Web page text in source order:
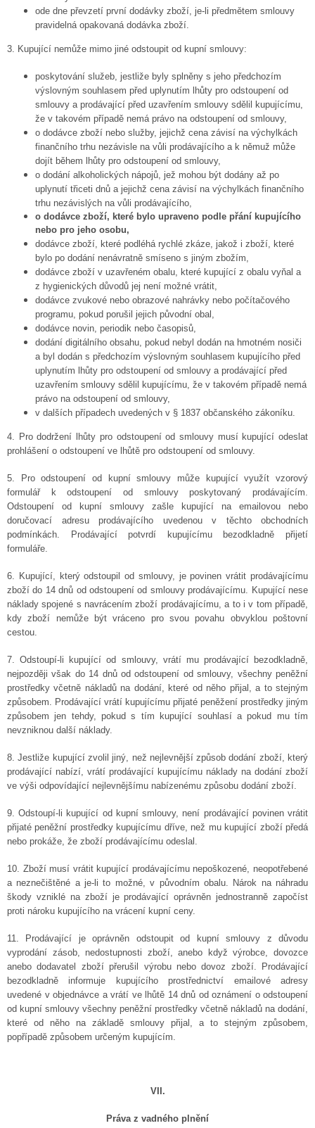
ode dne převzetí první dodávky zboží, je-li předmětem smlouvy
pravidelná opakovaná dodávka zboží.
3. Kupující nemůže mimo jiné odstoupit od kupní smlouvy:
poskytování služeb, jestliže byly splněny s jeho předchozím
výslovným souhlasem před uplynutím lhůty pro odstoupení od
smlouvy a prodávající před uzavřením smlouvy sdělil kupujícímu,
že v takovém případě nemá právo na odstoupení od smlouvy,
o dodávce zboží nebo služby, jejichž cena závisí na výchylkách
finančního trhu nezávisle na vůli prodávajícího a k němuž může
dojít během lhůty pro odstoupení od smlouvy,
o dodání alkoholických nápojů, jež mohou být dodány až po
uplynutí třiceti dnů a jejichž cena závisí na výchylkách finančního
trhu nezávislých na vůli prodávajícího,
o dodávce zboží, které bylo upraveno podle přání kupujícího
nebo pro jeho osobu,
dodávce zboží, které podléhá rychlé zkáze, jakož i zboží, které
bylo po dodání nenávratně smíseno s jiným zbožím,
dodávce zboží v uzavřeném obalu, které kupující z obalu vyňal a
z hygienických důvodů jej není možné vrátit,
dodávce zvukové nebo obrazové nahrávky nebo počítačového
programu, pokud porušil jejich původní obal,
dodávce novin, periodik nebo časopisů,
dodání digitálního obsahu, pokud nebyl dodán na hmotném nosiči
a byl dodán s předchozím výslovným souhlasem kupujícího před
uplynutím lhůty pro odstoupení od smlouvy a prodávající před
uzavřením smlouvy sdělil kupujícímu, že v takovém případě nemá
právo na odstoupení od smlouvy,
v dalších případech uvedených v § 1837 občanského zákoníku.
4. Pro dodržení lhůty pro odstoupení od smlouvy musí kupující odeslat
prohlášení o odstoupení ve lhůtě pro odstoupení od smlouvy.
5. Pro odstoupení od kupní smlouvy může kupující využít vzorový
formulář k odstoupení od smlouvy poskytovaný prodávajícím.
Odstoupení od kupní smlouvy zašle kupující na emailovou nebo
doručovací adresu prodávajícího uvedenou v těchto obchodních
podmínkách. Prodávající potvrdí kupujícímu bezodkladně přijetí
formuláře.
6. Kupující, který odstoupil od smlouvy, je povinen vrátit prodávajícímu
zboží do 14 dnů od odstoupení od smlouvy prodávajícímu. Kupující nese
náklady spojené s navrácením zboží prodávajícímu, a to i v tom případě,
kdy zboží nemůže být vráceno pro svou povahu obvyklou poštovní
cestou.
7. Odstoupí-li kupující od smlouvy, vrátí mu prodávající bezodkladně,
nejpozději však do 14 dnů od odstoupení od smlouvy, všechny peněžní
prostředky včetně nákladů na dodání, které od něho přijal, a to stejným
způsobem. Prodávající vrátí kupujícímu přijaté peněžení prostředky jiným
způsobem jen tehdy, pokud s tím kupující souhlasí a pokud mu tím
nevzniknou další náklady.
8. Jestliže kupující zvolil jiný, než nejlevnější způsob dodání zboží, který
prodávající nabízí, vrátí prodávající kupujícímu náklady na dodání zboží
ve výši odpovídající nejlevnějšímu nabízenému způsobu dodání zboží.
9. Odstoupí-li kupující od kupní smlouvy, není prodávající povinen vrátit
přijaté peněžní prostředky kupujícímu dříve, než mu kupující zboží předá
nebo prokáže, že zboží prodávajícímu odeslal.
10. Zboží musí vrátit kupující prodávajícímu nepoškozené, neopotřebené
a neznečištěné a je-li to možné, v původním obalu. Nárok na náhradu
škody vzniklé na zboží je prodávající oprávněn jednostranně započíst
proti nároku kupujícího na vrácení kupní ceny.
11. Prodávající je oprávněn odstoupit od kupní smlouvy z důvodu
vyprodání zásob, nedostupnosti zboží, anebo když výrobce, dovozce
anebo dodavatel zboží přerušil výrobu nebo dovoz zboží. Prodávající
bezodkladně informuje kupujícího prostřednictví emailové adresy
uvedené v objednávce a vrátí ve lhůtě 14 dnů od oznámení o odstoupení
od kupní smlouvy všechny peněžní prostředky včetně nákladů na dodání,
které od něho na základě smlouvy přijal, a to stejným způsobem,
popřípadě způsobem určeným kupujícím.
VII.
Práva z vadného plnění